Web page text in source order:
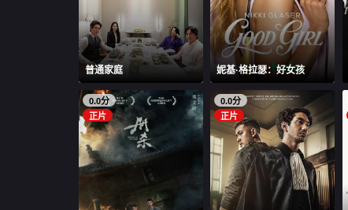
普通家庭 妮基·格拉瑟：好女孩
0.0分
正片
0.0分
正片